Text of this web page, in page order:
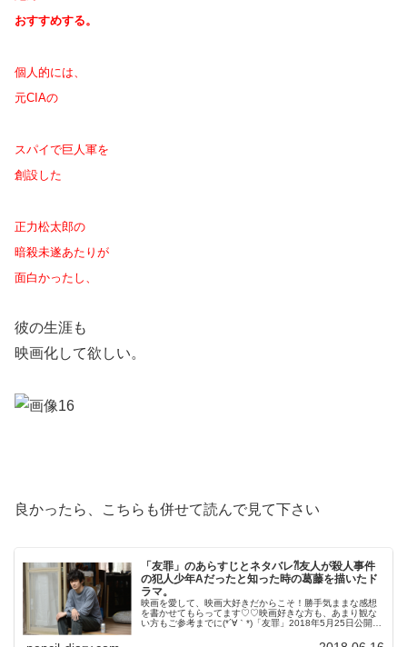
おすすめする。
個人的には、
元CIAの
スパイで巨人軍を
創設した
正力松太郎の
暗殺未遂あたりが
面白かったし、
彼の生涯も
映画化して欲しい。
良かったら、こちらも併せて読んで見て下さい
「友罪」のあらすじとネタバレ⁈友人が殺人事件
の犯人少年Aだったと知った時の葛藤を描いたド
ラマ。
映画を愛して、映画大好きだからこそ！勝手気ままな感想
を書かせてもらってます♡♡映画好きな方も、あまり観な
い方もご参考までに(*´∀｀*)「友罪」2018年5月25日公開